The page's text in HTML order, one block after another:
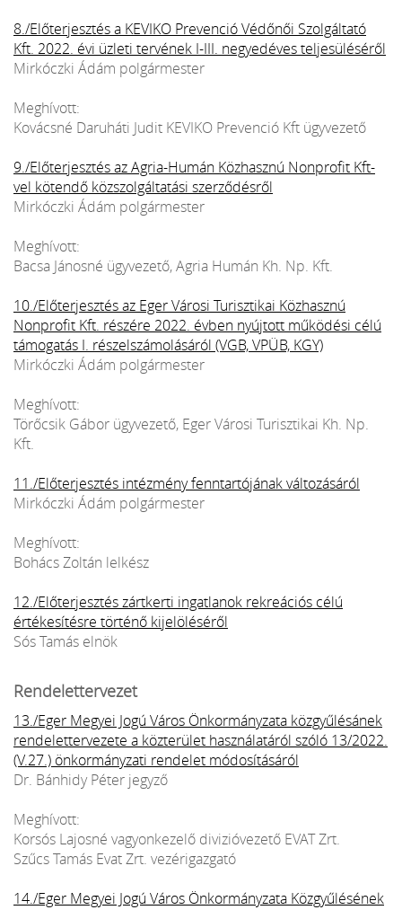
8./Előterjesztés a KEVIKO Prevenció Védőnői Szolgáltató
Kft. 2022. évi üzleti tervének I-III. negyedéves teljesüléséről
Mirkóczki Ádám polgármester
Meghívott:
Kovácsné Daruháti Judit KEVIKO Prevenció Kft ügyvezető
9./Előterjesztés az Agria-Humán Közhasznú Nonprofit Kft-
vel kötendő közszolgáltatási szerződésről
Mirkóczki Ádám polgármester
Meghívott:
Bacsa Jánosné ügyvezető, Agria Humán Kh. Np. Kft.
10./Előterjesztés az Eger Városi Turisztikai Közhasznú
Nonprofit Kft. részére 2022. évben nyújtott működési célú
támogatás I. részelszámolásáról (VGB, VPÜB, KGY)
Mirkóczki Ádám polgármester
Meghívott:
Törőcsik Gábor ügyvezető, Eger Városi Turisztikai Kh. Np.
Kft.
11./Előterjesztés intézmény fenntartójának változásáról
Mirkóczki Ádám polgármester
Meghívott:
Bohács Zoltán lelkész
12./Előterjesztés zártkerti ingatlanok rekreációs célú
értékesítésre történő kijelöléséről
Sós Tamás elnök
Rendelettervezet
13./Eger Megyei Jogú Város Önkormányzata közgyűlésánek
rendelettervezete a közterület használatáról szóló 13/2022.
(V.27.) önkormányzati rendelet módosításáról
Dr. Bánhidy Péter jegyző
Meghívott:
Korsós Lajosné vagyonkezelő divizióvezető EVAT Zrt.
Szűcs Tamás Evat Zrt. vezérigazgató
14./Eger Megyei Jogú Város Önkormányzata Közgyűlésének